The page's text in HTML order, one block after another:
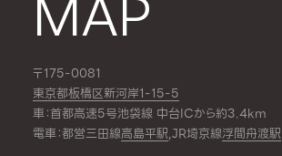
MAP
〒175-0081
東京都板橋区新河岸1-15-5
車：首都高速5号池袋線 中台ICから約3.4km
電車：都営三田線高島平駅,JR埼京線浮間舟渡駅